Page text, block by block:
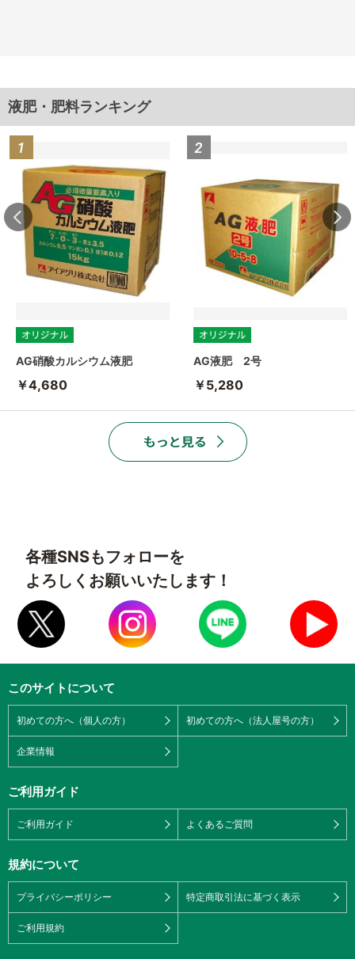
液肥・肥料ランキング
AG硝酸カルシウム液肥
￥4,680
AG液肥 2号
￥5,280
各種SNSもフォローを
よろしくお願いいたします！
このサイトについて
初めての方へ（個人の方） 初めての方へ（法人屋号の方）
企業情報
ご利用ガイド
ご利用ガイド よくあるご質問
規約について
プライバシーポリシー 特定商取引法に基づく表示
ご利用規約